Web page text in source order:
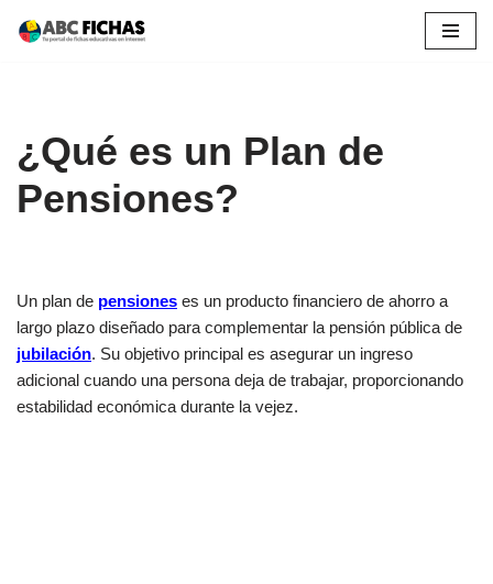
¿Qué es un Plan de
Pensiones?
Un plan de pensiones es un producto financiero de ahorro a
largo plazo diseñado para complementar la pensión pública de
jubilación. Su objetivo principal es asegurar un ingreso
adicional cuando una persona deja de trabajar, proporcionando
estabilidad económica durante la vejez.